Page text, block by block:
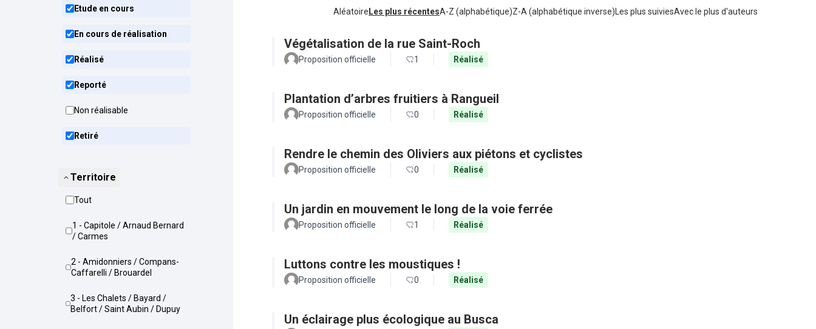
Etude en cours
En cours de réalisation
Réalisé
Reporté
Non réalisable
Retiré
Territoire
Tout
1 - Capitole / Arnaud Bernard
/ Carmes
2 - Amidonniers / Compans-
Caffarelli / Brouardel
3 - Les Chalets / Bayard /
Belfort / Saint Aubin / Dupuy
Aléatoire Les plus récentesA-Z (alphabétique)Z-A (alphabétique inverse) Les plus suiviesAvec le plus d'auteurs
Végétalisation de la rue Saint-Roch
Proposition officielle 1 Réalisé
Plantation d’arbres fruitiers à Rangueil
Proposition officielle 0 Réalisé
Rendre le chemin des Oliviers aux piétons et cyclistes
Proposition officielle 0 Réalisé
Un jardin en mouvement le long de la voie ferrée
Proposition officielle 1 Réalisé
Luttons contre les moustiques !
Proposition officielle 0 Réalisé
Un éclairage plus écologique au Busca